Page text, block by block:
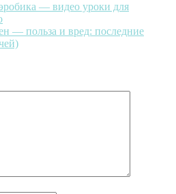
— видео уроки для
— польза и вред: последние